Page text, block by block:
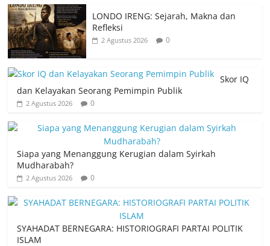
LONDO IRENG: Sejarah, Makna dan
Refleksi
2 Agustus 2026 0
Skor IQ
dan Kelayakan Seorang Pemimpin Publik
2 Agustus 2026 0
Siapa yang Menanggung Kerugian dalam Syirkah
Mudharabah?
2 Agustus 2026 0
SYAHADAT BERNEGARA: HISTORIOGRAFI PARTAI POLITIK
ISLAM